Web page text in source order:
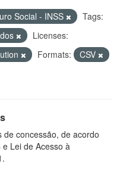
Social - INSS
Tags:
Licenses:
Formats:
CSV
de concessão, de acordo
Lei de Acesso à